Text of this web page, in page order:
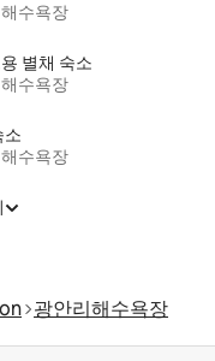
수욕장
별채 숙소
수욕장
소
수욕장
광안리해수욕장